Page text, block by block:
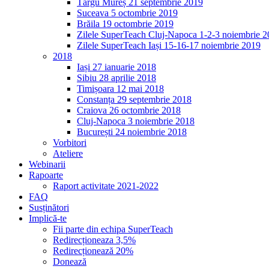
Târgu Mureș 21 septembrie 2019
Suceava 5 octombrie 2019
Brăila 19 octombrie 2019
Zilele SuperTeach Cluj-Napoca 1-2-3 noiembrie
Zilele SuperTeach Iași 15-16-17 noiembrie 2019
2018
Iași 27 ianuarie 2018
Sibiu 28 aprilie 2018
Timișoara 12 mai 2018
Constanța 29 septembrie 2018
Craiova 26 octombrie 2018
Cluj-Napoca 3 noiembrie 2018
București 24 noiembrie 2018
Vorbitori
Ateliere
Webinarii
Rapoarte
Raport activitate 2021-2022
FAQ
Susținători
Implică-te
Fii parte din echipa SuperTeach
Redirecționeaza 3,5%
Redirecționează 20%
Donează